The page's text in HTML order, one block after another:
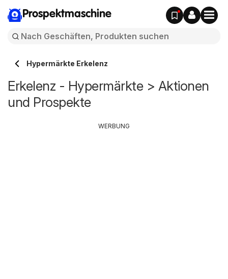
Prospektmaschine
Hypermärkte Erkelenz
Erkelenz - Hypermärkte > Aktionen
und Prospekte
WERBUNG